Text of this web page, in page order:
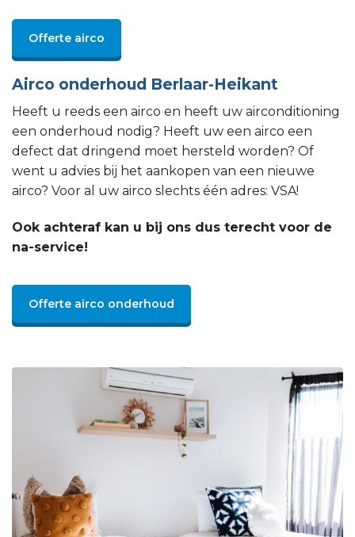
Offerte airco
Airco onderhoud Berlaar-Heikant
Heeft u reeds een airco en heeft uw airconditioning
een onderhoud nodig? Heeft uw een airco een
defect dat dringend moet hersteld worden? Of
went u advies bij het aankopen van een nieuwe
airco? Voor al uw airco slechts één adres: VSA!
Ook achteraf kan u bij ons dus terecht voor de
na-service!
Offerte airco onderhoud